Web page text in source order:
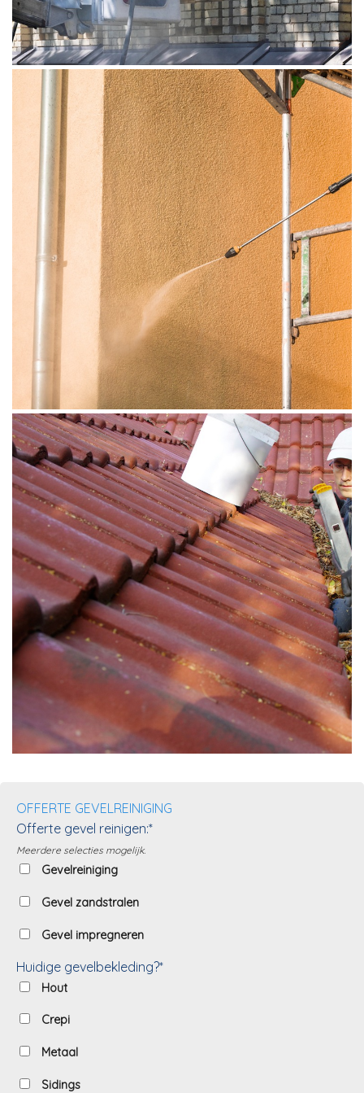
OFFERTE GEVELREINIGING
Offerte gevel reinigen:*
Meerdere selecties mogelijk.
Gevelreiniging
Gevel zandstralen
Gevel impregneren
Huidige gevelbekleding?*
Hout
Crepi
Metaal
Sidings